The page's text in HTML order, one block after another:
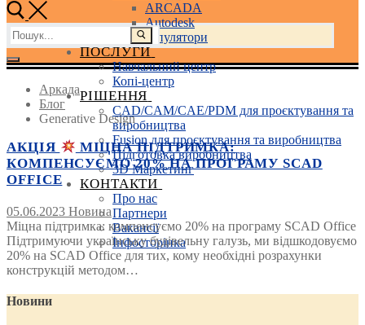
ARCADA
Autodesk
3D маніпулятори
ПОСЛУГИ
Навчальний центр
Копі-центр
РІШЕННЯ
CAD/CAM/CAE/PDM для проєктування та
виробництва
Fusion для проєктування та виробництва
Підготовка виробництва
3D Маркетинг
КОНТАКТИ
Про нас
Партнери
Вакансії
Інфосторінка
Пошук:
Аркада
Блог
Generative Design
АКЦІЯ
МІЦНА ПІДТРИМКА:
КОМПЕНСУЄМО 20% НА ПРОГРАМУ SCAD
OFFICE
05.06.2023 Новина
Міцна підтримка: компенсуємо 20% на програму SCAD Office
Підтримуючи українську будівельну галузь, ми відшкодовуємо
20% на SCAD Office для тих, кому необхідні розрахунки
конструкцій методом…
Новини